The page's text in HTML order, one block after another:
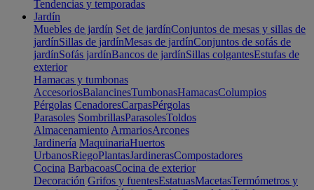
Tendencias y temporadas
Jardín
Muebles de jardín Set de jardínConjuntos de mesas y sillas de
jardínSillas de jardínMesas de jardínConjuntos de sofás de
jardínSofás jardínBancos de jardínSillas colgantesEstufas de
exterior
Hamacas y tumbonas
AccesoriosBalancinesTumbonasHamacasColumpios
Pérgolas CenadoresCarpasPérgolas
Parasoles SombrillasParasolesToldos
Almacenamiento ArmariosArcones
Jardinería MaquinariaHuertos
UrbanosRiegoPlantasJardinerasCompostadores
Cocina BarbacoasCocina de exterior
Decoración Grifos y fuentesEstatuasMacetasTermómetros y